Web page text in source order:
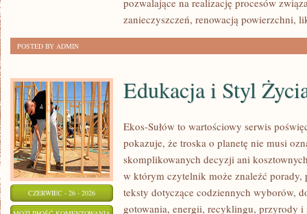
pozwalające na realizację procesów
zanieczyszczeń, renowacją powierzchni,
POSTED BY ADMIN
CZERWIEC - 26 - 2026
Edukacja i Styl
Ekos-Sułów to wartościowy serwis
pokazuje, że troska o planetę nie musi
skomplikowanych decyzji ani
w którym czytelnik może znaleźć porady,
teksty dotyczące codziennych wyborów,
gotowania, energii, recyklingu, przyrody i